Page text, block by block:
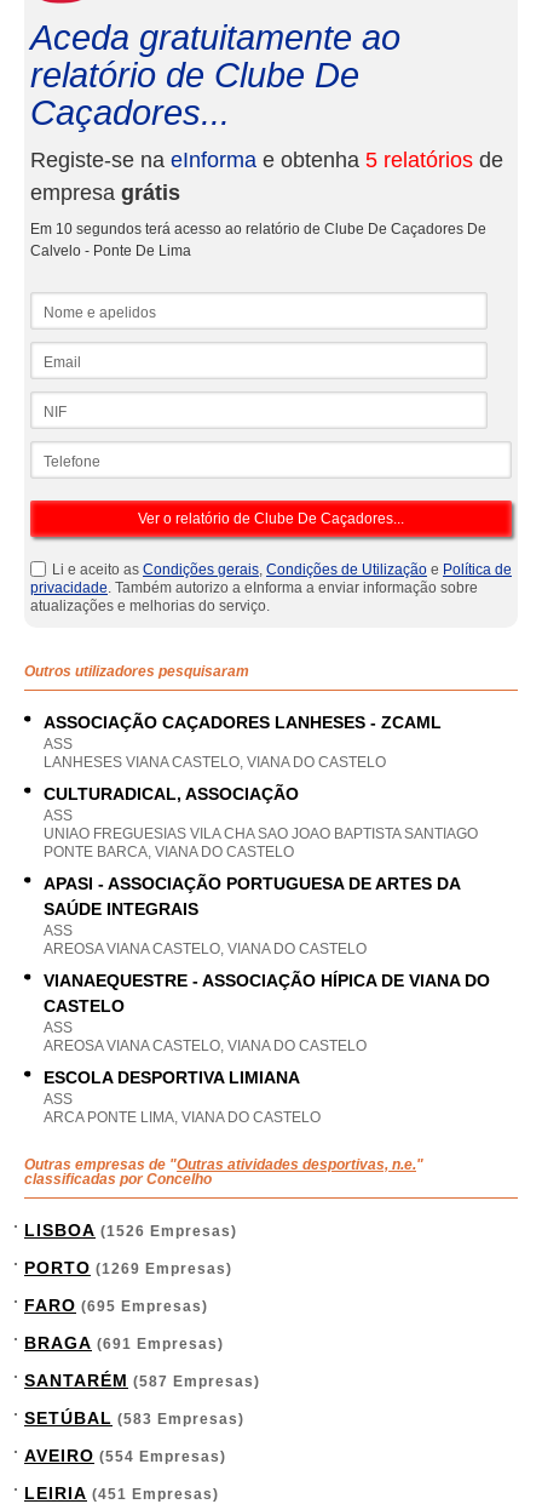
Aceda gratuitamente ao
relatório de Clube De
Caçadores...
Registe-se na eInforma e obtenha 5 relatórios de
empresa grátis
Em 10 segundos terá acesso ao relatório de Clube De Caçadores De
Calvelo - Ponte De Lima
Li e aceito as Condições gerais, Condições de Utilização e Política de
privacidade. Também autorizo a eInforma a enviar informação sobre
atualizações e melhorias do serviço.
Outros utilizadores pesquisaram
ASSOCIAÇÃO CAÇADORES LANHESES - ZCAML
ASS
LANHESES VIANA CASTELO, VIANA DO CASTELO
CULTURADICAL, ASSOCIAÇÃO
ASS
UNIAO FREGUESIAS VILA CHA SAO JOAO BAPTISTA SANTIAGO
PONTE BARCA, VIANA DO CASTELO
APASI - ASSOCIAÇÃO PORTUGUESA DE ARTES DA
SAÚDE INTEGRAIS
ASS
AREOSA VIANA CASTELO, VIANA DO CASTELO
VIANAEQUESTRE - ASSOCIAÇÃO HÍPICA DE VIANA DO
CASTELO
ASS
AREOSA VIANA CASTELO, VIANA DO CASTELO
ESCOLA DESPORTIVA LIMIANA
ASS
ARCA PONTE LIMA, VIANA DO CASTELO
Outras empresas de "Outras atividades desportivas, n.e."
classificadas por Concelho
LISBOA (1526 Empresas)
PORTO (1269 Empresas)
FARO (695 Empresas)
BRAGA (691 Empresas)
SANTARÉM (587 Empresas)
SETÚBAL (583 Empresas)
AVEIRO (554 Empresas)
LEIRIA (451 Empresas)